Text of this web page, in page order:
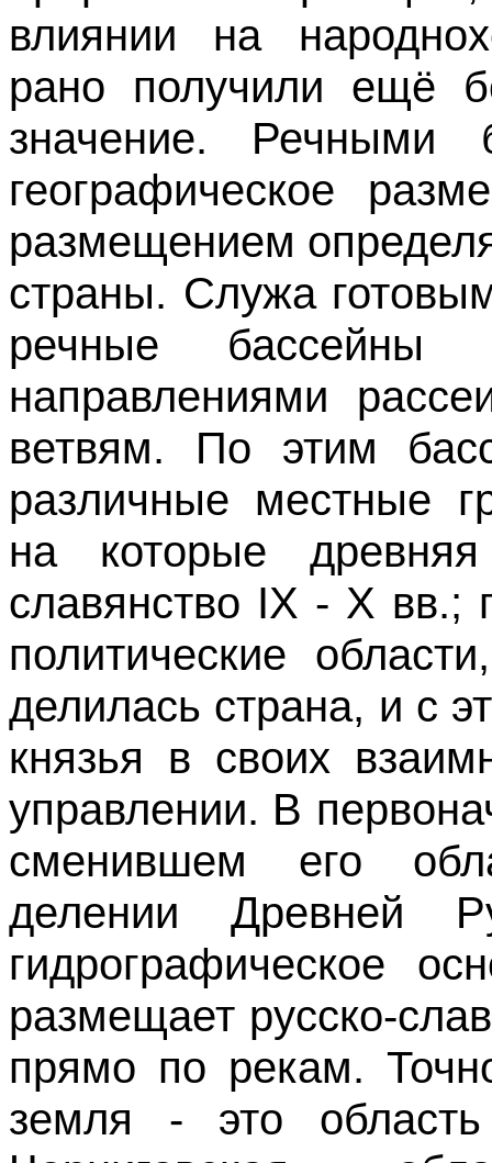
влиянии на
рано получили ещё
значение. Речными
географическое
размещением
страны. Служа
речные бассейны
направлениями
ветвям. По этим
различные местные
на которые
славянство IX - Х
политические
делилась страна, и с
князья в своих
управлении. В
сменившем его
делении Древней
гидрографическое
размещает русско-
прямо по рекам.
земля - это